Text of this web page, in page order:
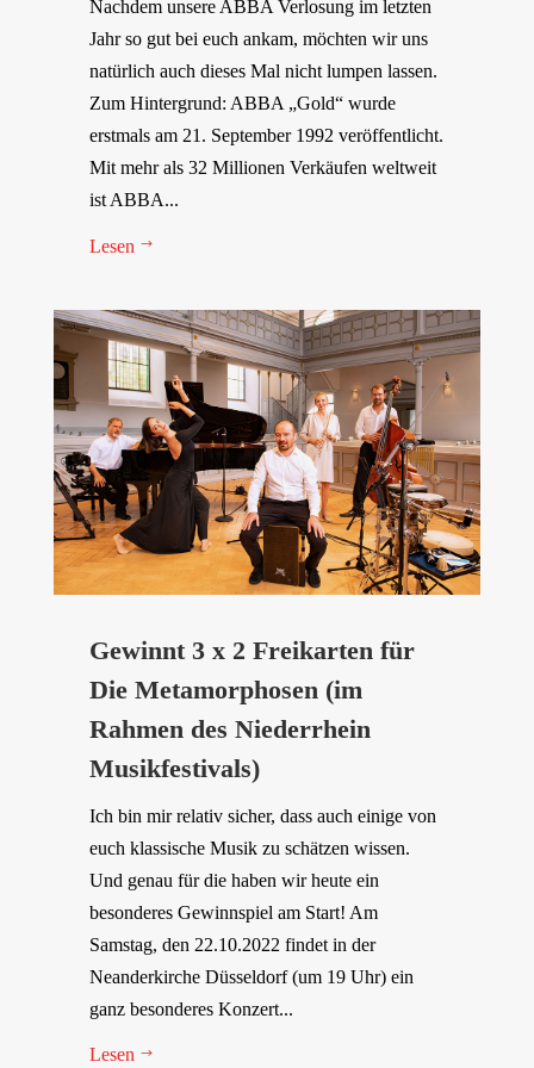
Nachdem unsere ABBA Verlosung im letzten
Jahr so gut bei euch ankam, möchten wir uns
natürlich auch dieses Mal nicht lumpen lassen.
Zum Hintergrund: ABBA „Gold“ wurde
erstmals am 21. September 1992 veröffentlicht.
Mit mehr als 32 Millionen Verkäufen weltweit
ist ABBA...
Lesen $
Gewinnt 3 x 2 Freikarten für
Die Metamorphosen (im
Rahmen des Niederrhein
Musikfestivals)
Ich bin mir relativ sicher, dass auch einige von
euch klassische Musik zu schätzen wissen.
Und genau für die haben wir heute ein
besonderes Gewinnspiel am Start! Am
Samstag, den 22.10.2022 findet in der
Neanderkirche Düsseldorf (um 19 Uhr) ein
ganz besonderes Konzert...
Lesen $